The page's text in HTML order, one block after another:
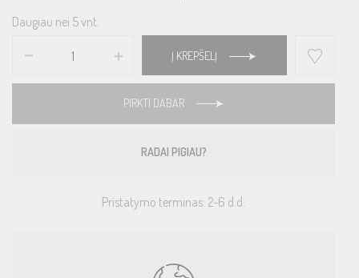
Daugiau nei 5 vnt.
Į KREPŠELĮ
PIRKTI DABAR
RADAI PIGIAU?
Pristatymo terminas: 2-6 d.d.